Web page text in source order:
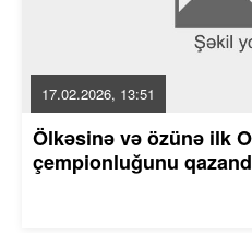
17.02.2026, 13:51
Ölkəsinə və özünə ilk
çempionluğunu